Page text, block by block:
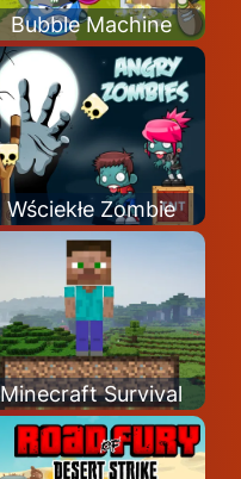
Bubble Machine
Wściekłe Zombie
Minecraft Survival